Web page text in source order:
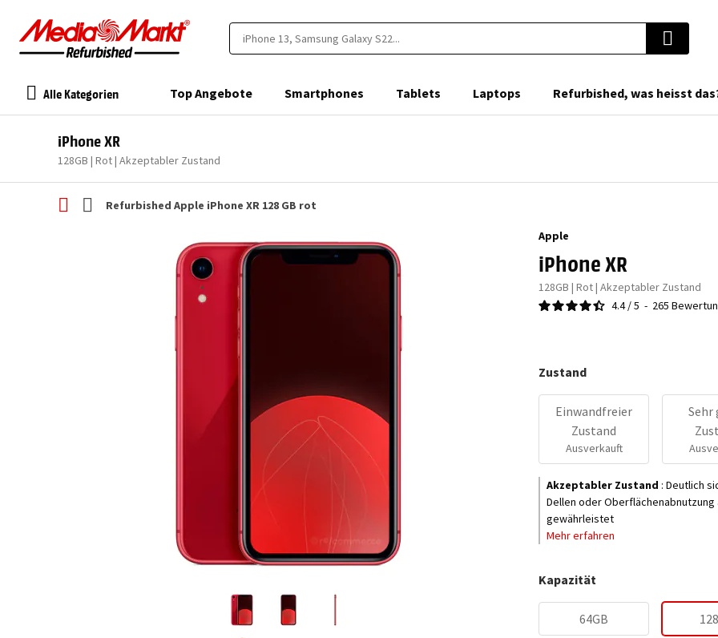
Alle Kategorien Top Angebote Smartphones Tablets Laptops Refurbished, was heisst
iPhone XR
128GB | Rot | Akzeptabler Zustand
Refurbished Apple iPhone XR 128 GB rot
Apple
iPhone XR
128GB | Rot | Akzeptabler Zustand
4.4 /5 - 265
Zustand
Einwandfreier
Zustand
Ausverkauft
Sehr
Akzeptabler Zustand : Deutlich
Dellen oder
gewährleistet
Mehr erfahren
Kapazität
64GB